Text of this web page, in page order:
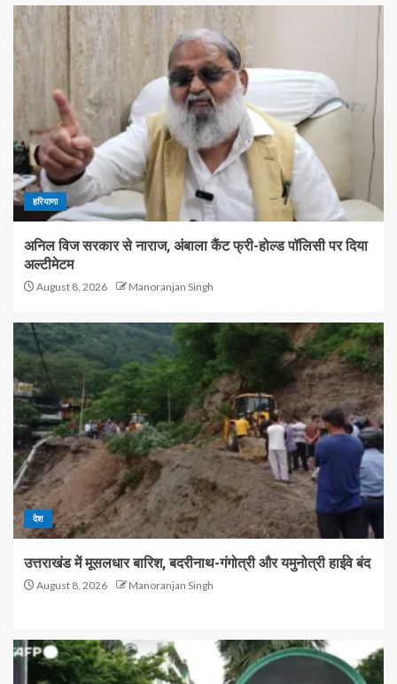
हरियाणा
अनिल विज सरकार से नाराज, अंबाला कैंट फ्री-होल्ड पॉलिसी पर दिया
अल्टीमेटम
August 8, 2026 Manoranjan Singh
देश
उत्तराखंड में मूसलधार बारिश, बदरीनाथ-गंगोत्री और यमुनोत्री हाईवे बंद
August 8, 2026 Manoranjan Singh